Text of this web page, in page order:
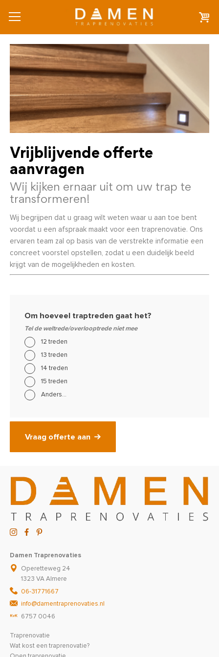
Vrijblijvende offerte
aanvragen
Wij kijken ernaar uit om uw trap te
transformeren!
Wij begrijpen dat u graag wilt weten waar u aan toe bent
voordat u een afspraak maakt voor een traprenovatie. Ons
ervaren team zal op basis van de verstrekte informatie een
concreet voorstel opstellen, zodat u een duidelijk beeld
krijgt van de mogelijkheden en kosten.
Om hoeveel traptreden gaat het?
Tel de weltrede/overlooptrede niet mee
12 treden
13 treden
14 treden
15 treden
Anders...
Vraag offerte aan
Damen Traprenovaties
Operetteweg 24
1323 VA Almere
06-31771667
info@damentraprenovaties.nl
6757 0046
Traprenovatie
Wat kost een traprenovatie?